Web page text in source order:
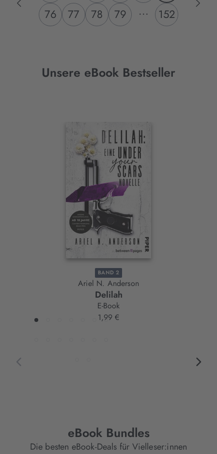
76
77 78 79 ... 152
Unsere eBook Bestseller
BAND 2
Ariel N. Anderson
Delilah
E-Book
1,99 €
eBook Bundles
Die besten eBook-Deals für Vielleser:innen